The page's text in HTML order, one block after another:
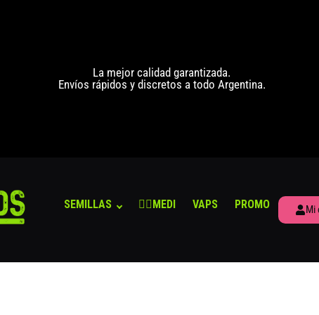
La mejor calidad garantizada.
Envíos rápidos y discretos a todo Argentina.
SEMILLAS 👨‍⚕️MEDI VAPS PROMO Mi